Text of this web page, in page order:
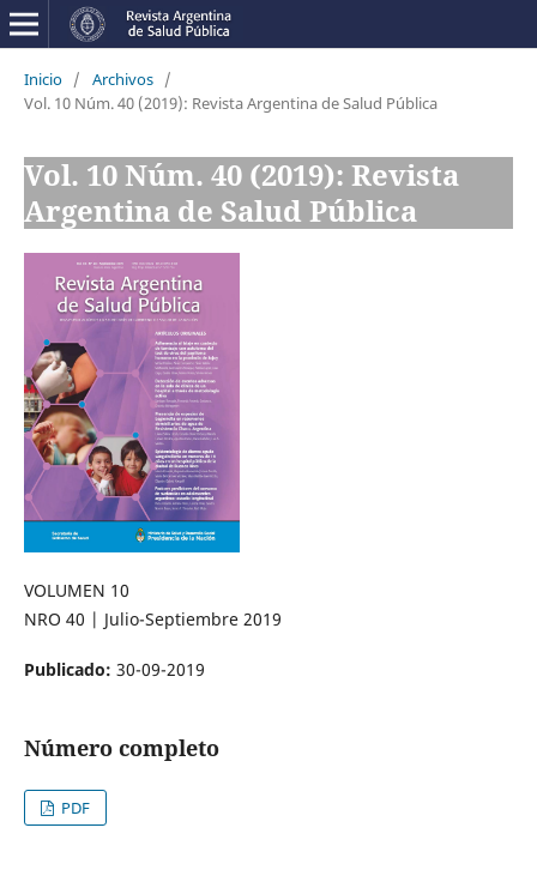
Inicio / Archivos /
Vol. 10 Núm. 40 (2019): Revista Argentina de Salud Pública
Vol. 10 Núm. 40 (2019): Revista
Argentina de Salud Pública
VOLUMEN 10
NRO 40 | Julio-Septiembre 2019
Publicado: 30-09-2019
Número completo
PDF